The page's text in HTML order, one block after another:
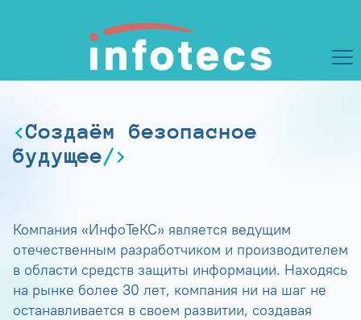
Создаём безопасное
будущее
Компания «ИнфоТеКС» является ведущим
отечественным разработчиком и производителем
в области средств защиты информации. Находясь
на рынке более 30 лет, компания ни на шаг не
останавливается в своем развитии, создавая